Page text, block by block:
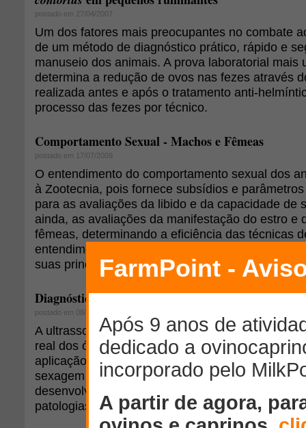
postado em 27/04/2007
Um dos fatores mais preocupantes no combate
de um método de diagnóstico prático, rápido e
manuseio dos animais. A prova laboratorial mais
determina a redução de ovos nas fezes através
realizada antes e após o tratamento anti-
processo das fezes por técnico.
Comportamento Sexual - Machos e Fêmeas
postado em 17/07/2009
O entendimento do comportamento sexual dos
à Zootecnia, pois fornece subsídios e
para as avaliações da libido e da capacidade de
ainda, as avaliações da manifestação do estro e
fêmeas, determinando a eficiência das técnicas
entendimento do comportamento sexual, iremos
suas principais características.
Diagnóstico de patologias reprodutivas por
postado em 08/01/2010
A ultrassonografia é uma técnica que permite a
real dos órgãos internos. Na reprodução animal
aplicação, abrangendo o diagnóstico de
sexagem fetal, acompanhamento da viabilidade
desenvolvimento folicular e corpo lúteo e ainda,
patologias do trato reprodutivo feminino e